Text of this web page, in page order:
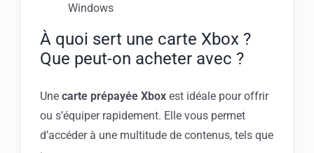
Windows
À quoi sert une carte Xbox ?
Que peut-on acheter avec ?
Unecarte prépayée Xbox est idéale pour offrir
ou s’équiper rapidement. Elle vous permet
d’accéder à une multitude de contenus, tels que